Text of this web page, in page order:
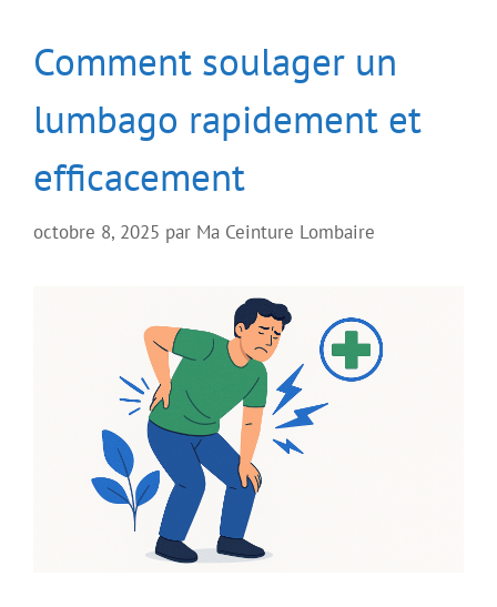
Comment soulager un
lumbago rapidement et
efficacement
octobre 8, 2025 par Ma Ceinture Lombaire